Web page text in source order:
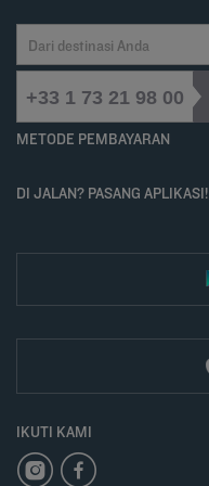
Dari destinasi Anda
+33 1 73 21 98 00
METODE PEMBAYARAN
DI JALAN? PASANG APLIKASI!
IKUTI KAMI